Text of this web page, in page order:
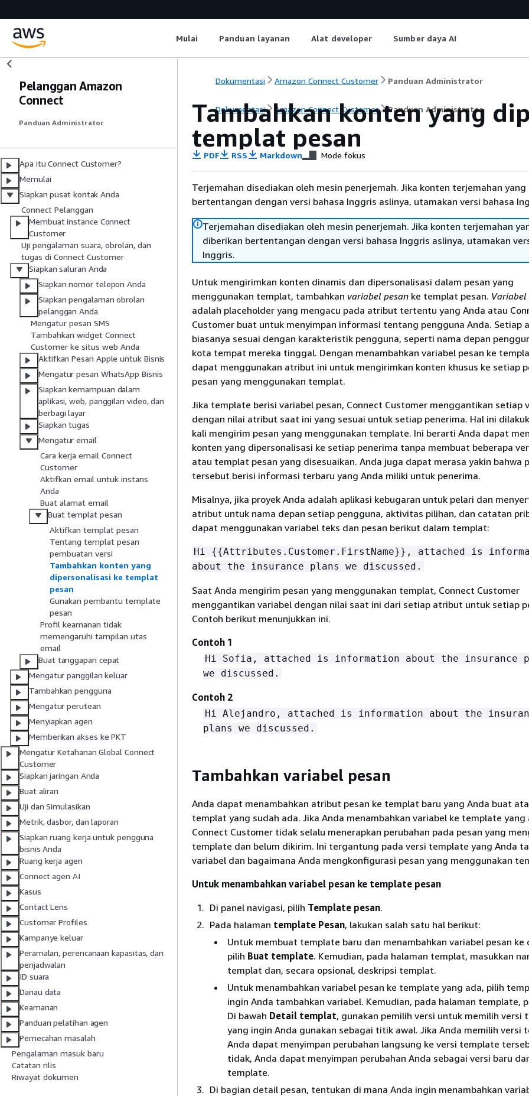
Mulai Panduan layanan Alat developer Sumber daya AI
Pelanggan Amazon
Connect
Panduan Administrator
Apa itu Connect Customer?
Memulai
Siapkan pusat kontak Anda
Connect Pelanggan
Membuat instance Connect
Customer
Uji pengalaman suara, obrolan, dan
tugas di Connect Customer
Siapkan saluran Anda
Siapkan nomor telepon Anda
Siapkan pengalaman obrolan
pelanggan Anda
Mengatur pesan SMS
Tambahkan widget Connect
Customer ke situs web Anda
Aktifkan Pesan Apple untuk Bisnis
Mengatur pesan WhatsApp Bisnis
Siapkan kemampuan dalam
aplikasi, web, panggilan video, dan
berbagi layar
Siapkan tugas
Mengatur email
Cara kerja email Connect
Customer
Aktifkan email untuk instans
Anda
Buat alamat email
Buat templat pesan
Aktifkan templat pesan
Tentang templat pesan
pembuatan versi
Tambahkan konten yang
dipersonalisasi ke templat
pesan
Gunakan pembantu template
pesan
Profil keamanan tidak
memengaruhi tampilan utas
email
Buat tanggapan cepat
Mengatur panggilan keluar
Tambahkan pengguna
Mengatur perutean
Menyiapkan agen
Memberikan akses ke PKT
Mengatur Ketahanan Global Connect
Customer
Siapkan jaringan Anda
Buat aliran
Uji dan Simulasikan
Metrik, dasbor, dan laporan
Siapkan ruang kerja untuk pengguna
bisnis Anda
Ruang kerja agen
Connect agen AI
Kasus
Contact Lens
Customer Profiles
Kampanye keluar
Peramalan, perencanaan kapasitas, dan
penjadwalan
ID suara
Danau data
Keamanan
Panduan pelatihan agen
Pemecahan masalah
Pengalaman masuk baru
Catatan rilis
Riwayat dokumen
Dokumentasi Amazon Connect Customer Panduan Administrator
Dokumentasi Amazon Connect Customer Panduan Administrator
Tambahkan konten yang
templat pesan
PDF RSS Markdown Mode fokus
Terjemahan disediakan oleh mesin penerjemah. Jika konten terjemahan yang
bertentangan dengan versi bahasa Inggris aslinya, utamakan versi bahasa
Terjemahan disediakan oleh mesin penerjemah. Jika konten terjemahan
diberikan bertentangan dengan versi bahasa Inggris aslinya, utamakan
Inggris.
Untuk mengirimkan konten dinamis dan dipersonalisasi dalam pesan yang
menggunakan templat, tambahkan variabel pesan ke templat pesan. Variabel
adalah placeholder yang mengacu pada atribut tertentu yang Anda atau
Customer buat untuk menyimpan informasi tentang pengguna Anda. Setiap
biasanya sesuai dengan karakteristik pengguna, seperti nama depan
kota tempat mereka tinggal. Dengan menambahkan variabel pesan ke
dapat menggunakan atribut ini untuk mengirimkan konten khusus ke setiap
pesan yang menggunakan templat.
Jika template berisi variabel pesan, Connect Customer menggantikan setiap
dengan nilai atribut saat ini yang sesuai untuk setiap penerima. Hal ini
kali mengirim pesan yang menggunakan template. Ini berarti Anda dapat
konten yang dipersonalisasi ke setiap penerima tanpa membuat beberapa
atau templat pesan yang disesuaikan. Anda juga dapat merasa yakin bahwa
tersebut berisi informasi terbaru yang Anda miliki untuk penerima.
Misalnya, jika proyek Anda adalah aplikasi kebugaran untuk pelari dan
atribut untuk nama depan setiap pengguna, aktivitas pilihan, dan catatan
dapat menggunakan variabel teks dan pesan berikut dalam templat:
Hi {{Attributes.Customer.FirstName}}, attached is
about the insurance plans we discussed.
Saat Anda mengirim pesan yang menggunakan templat, Connect Customer
menggantikan variabel dengan nilai saat ini dari setiap atribut untuk setiap
Contoh berikut menunjukkan ini.
Contoh 1
Hi Sofia, attached is information about the insurance
we discussed.
Contoh 2
Hi Alejandro, attached is information about the
plans we discussed.
Tambahkan variabel pesan
Anda dapat menambahkan atribut pesan ke templat baru yang Anda buat
templat yang sudah ada. Jika Anda menambahkan variabel ke template yang
Connect Customer tidak selalu menerapkan perubahan pada pesan yang
template dan belum dikirim. Ini tergantung pada versi template yang Anda
variabel dan bagaimana Anda mengkonfigurasi pesan yang menggunakan
Untuk menambahkan variabel pesan ke template pesan
Di panel navigasi, pilih Template pesan.
Pada halaman template Pesan, lakukan salah satu hal berikut:
Untuk membuat template baru dan menambahkan variabel pesan ke
pilih Buat template. Kemudian, pada halaman templat, masukkan
templat dan, secara opsional, deskripsi templat.
Untuk menambahkan variabel pesan ke template yang ada, pilih
ingin Anda tambahkan variabel. Kemudian, pada halaman template,
Di bawah Detail templat, gunakan pemilih versi untuk memilih versi
yang ingin Anda gunakan sebagai titik awal. Jika Anda memilih versi
Anda dapat menyimpan perubahan langsung ke versi template
tidak, Anda dapat menyimpan perubahan Anda sebagai versi baru
template.
Di bagian detail pesan, tentukan di mana Anda ingin menambahkan